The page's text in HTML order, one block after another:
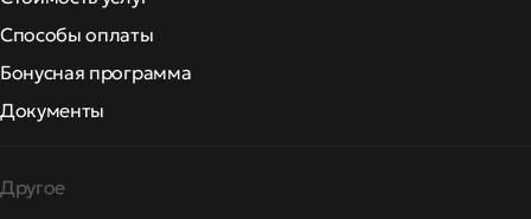
Способы оплаты
Бонусная программа
Документы
Другое